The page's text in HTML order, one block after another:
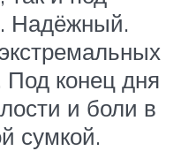
Надёжный.
конец дня
и боли в
сумкой.